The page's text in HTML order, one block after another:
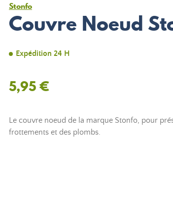
Stonfo
Couvre Noeud
Expédition 24 H
5,95 €
Le couvre noeud de la marque Stonfo, pour
frottements et des plombs.